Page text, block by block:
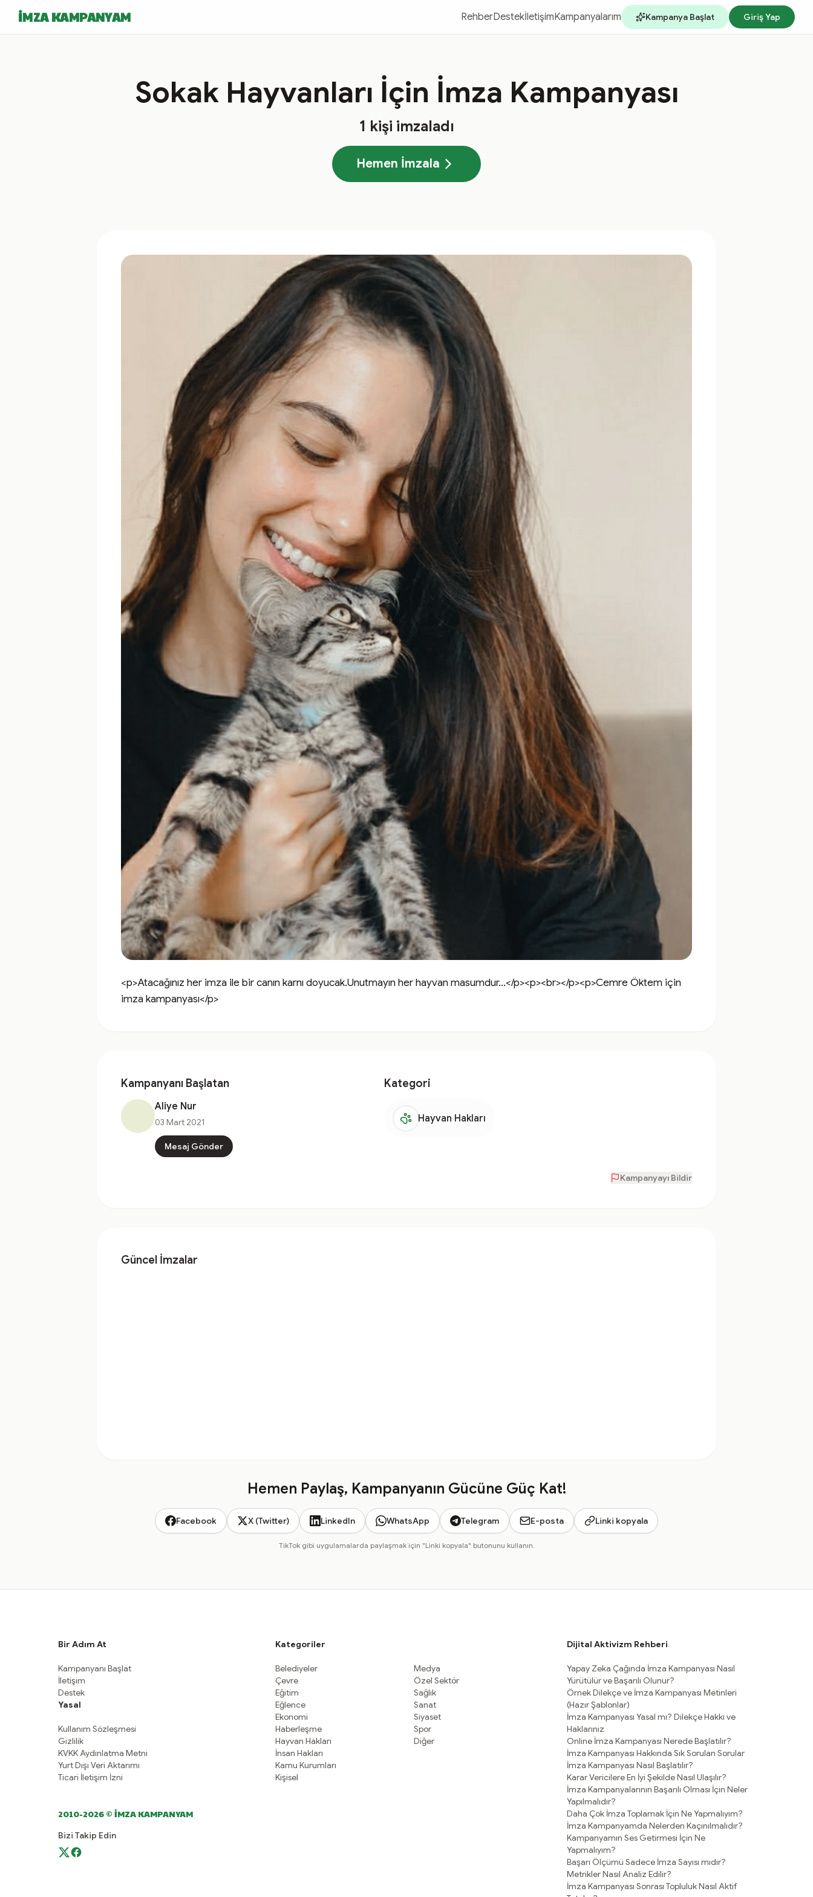
İMZA KAMPANYAM RehberDestekİletişimKampanyalarım Kampanya Başlat Giriş Yap
Sokak Hayvanları İçin İmza Kampanyası
1 kişi imzaladı
Hemen İmzala
<p>Atacağınız her imza ile bir canın karnı doyucak.Unutmayın her hayvan masumdur...</p><p><br></p><p>Cemre Öktem için
imza kampanyası</p>
Kampanyanı Başlatan
Aliye Nur
03 Mart 2021
Mesaj Gönder
Kategori
Hayvan Hakları
Kampanyayı Bildir
Güncel İmzalar
Hemen Paylaş, Kampanyanın Gücüne Güç Kat!
Facebook X (Twitter) LinkedIn WhatsApp Telegram E-posta Linki kopyala
TikTok gibi uygulamalarda paylaşmak için "Linki kopyala" butonunu kullanın.
Bir Adım At
Kampanyanı Başlat
İletişim
Destek
Yasal
Kullanım Sözleşmesi
Gizlilik
KVKK Aydınlatma Metni
Yurt Dışı Veri Aktarımı
Ticari İletişim İzni
2010-2026 © İMZA KAMPANYAM
Bizi Takip Edin
Kategoriler
Belediyeler
Çevre
Eğitim
Eğlence
Ekonomi
Haberleşme
Hayvan Hakları
İnsan Hakları
Kamu Kurumları
Kişisel
Medya
Özel Sektör
Sağlık
Sanat
Siyaset
Spor
Diğer
Dijital Aktivizm Rehberi
Yapay Zeka Çağında İmza Kampanyası Nasıl
Yürütülür ve Başarılı Olunur?
Örnek Dilekçe ve İmza Kampanyası Metinleri
(Hazır Şablonlar)
İmza Kampanyası Yasal mı? Dilekçe Hakkı ve
Haklarınız
Online İmza Kampanyası Nerede Başlatılır?
İmza Kampanyası Hakkında Sık Sorulan Sorular
İmza Kampanyası Nasıl Başlatılır?
Karar Vericilere En İyi Şekilde Nasıl Ulaşılır?
İmza Kampanyalarının Başarılı Olması İçin Neler
Yapılmalıdır?
Daha Çok İmza Toplamak İçin Ne Yapmalıyım?
İmza Kampanyamda Nelerden Kaçınılmalıdır?
Kampanyamın Ses Getirmesi İçin Ne
Yapmalıyım?
Başarı Ölçümü Sadece İmza Sayısı mıdır?
Metrikler Nasıl Analiz Edilir?
İmza Kampanyası Sonrası Topluluk Nasıl Aktif